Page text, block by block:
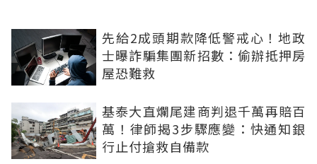
先給2成頭期款降低警戒心！地政
士曝詐騙集團新招數：偷辦抵押房
屋恐難救
基泰大直爛尾建商判退千萬再賠百
萬！律師揭3步驟應變：快通知銀
行止付搶救自備款